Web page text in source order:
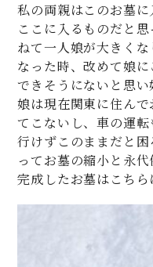
私の両親はこのお墓
ここに入るものだと
ねて一人娘が大きく
なった時、改めて娘
できそうにないと思い
娘は現在関東に住ん
てこないし、車の運
行けずこのままだと
ってお墓の縮小と永代
完成したお墓はこち